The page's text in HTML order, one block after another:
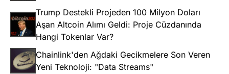
Trump Destekli Projeden 100 Milyon Doları
Aşan Altcoin Alımı Geldi: Proje Cüzdanında
Hangi Tokenlar Var?
Chainlink'den Ağdaki Gecikmelere Son Veren
Yeni Teknoloji: "Data Streams"